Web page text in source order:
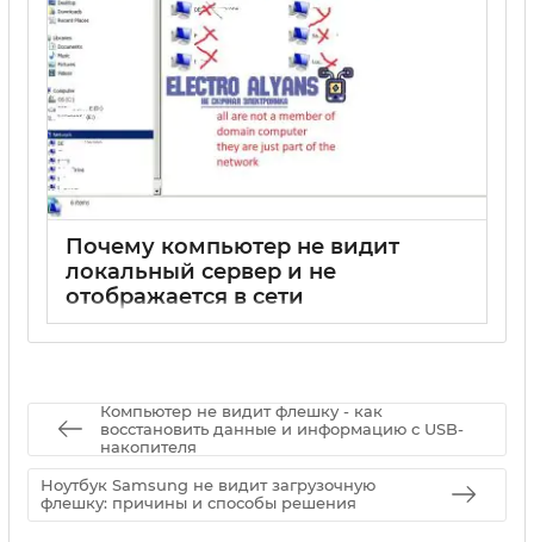
Почему компьютер не видит
локальный сервер и не
отображается в сети
Компьютер не видит флешку - как
восстановить данные и информацию с USB-
накопителя
Ноутбук Samsung не видит загрузочную
флешку: причины и способы решения